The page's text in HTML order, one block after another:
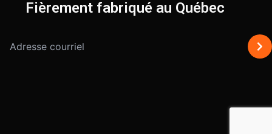
Fièrement fabriqué au Québec